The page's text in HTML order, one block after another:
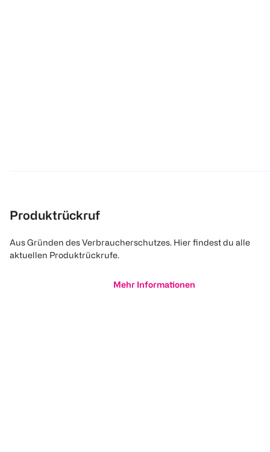
Produktrückruf
Aus Gründen des Verbraucherschutzes. Hier findest du alle
aktuellen Produktrückrufe.
Mehr Informationen